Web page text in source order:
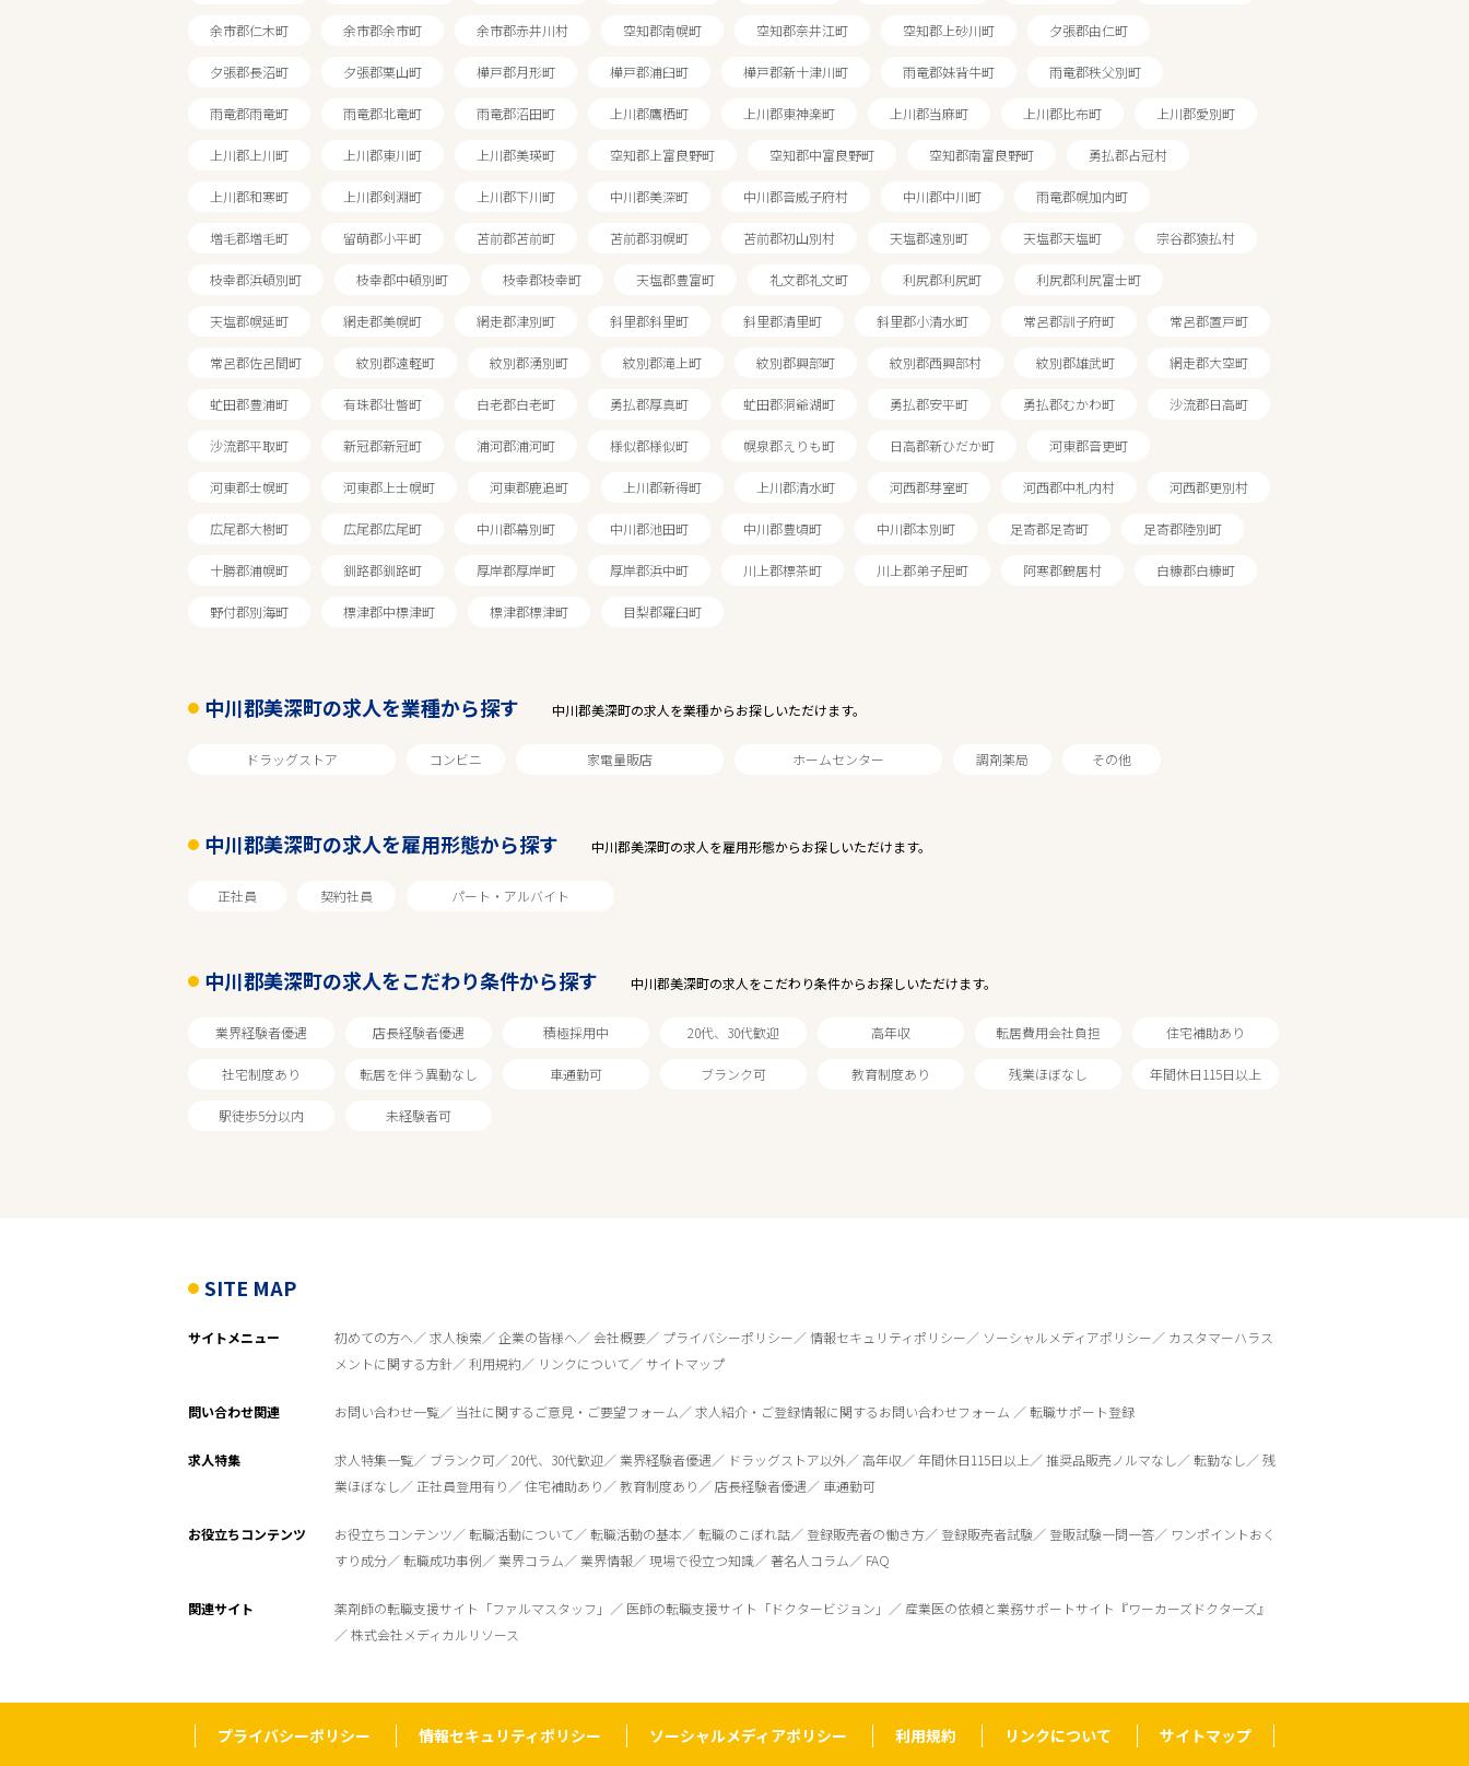
エリアで探す 駅から探す
北海道
業種
こだわり条件
0件 から検索する
余市郡仁木町 余市郡余市町 余市郡赤井川村 空知郡南幌町 空知郡奈井江町 空知郡上砂川町 夕張郡由仁町
夕張郡長沼町 夕張郡栗山町 樺戸郡月形町 樺戸郡浦臼町 樺戸郡新十津川町 雨竜郡妹背牛町 雨竜郡秩父別町
雨竜郡雨竜町 雨竜郡北竜町 雨竜郡沼田町 上川郡鷹栖町 上川郡東神楽町 上川郡当麻町 上川郡比布町 上川郡愛別町
上川郡上川町 上川郡東川町 上川郡美瑛町 空知郡上富良野町 空知郡中富良野町 空知郡南富良野町 勇払郡占冠村
上川郡和寒町 上川郡剣淵町 上川郡下川町 中川郡美深町 中川郡音威子府村 中川郡中川町 雨竜郡幌加内町
増毛郡増毛町 留萌郡小平町 苫前郡苫前町 苫前郡羽幌町 苫前郡初山別村 天塩郡遠別町 天塩郡天塩町 宗谷郡猿払村
枝幸郡浜頓別町 枝幸郡中頓別町 枝幸郡枝幸町 天塩郡豊富町 礼文郡礼文町 利尻郡利尻町 利尻郡利尻富士町
天塩郡幌延町 網走郡美幌町 網走郡津別町 斜里郡斜里町 斜里郡清里町 斜里郡小清水町 常呂郡訓子府町 常呂郡置戸町
常呂郡佐呂間町 紋別郡遠軽町 紋別郡湧別町 紋別郡滝上町 紋別郡興部町 紋別郡西興部村 紋別郡雄武町 網走郡大空町
虻田郡豊浦町 有珠郡壮瞥町 白老郡白老町 勇払郡厚真町 虻田郡洞爺湖町 勇払郡安平町 勇払郡むかわ町 沙流郡日高町
沙流郡平取町 新冠郡新冠町 浦河郡浦河町 様似郡様似町 幌泉郡えりも町 日高郡新ひだか町 河東郡音更町
河東郡士幌町 河東郡上士幌町 河東郡鹿追町 上川郡新得町 上川郡清水町 河西郡芽室町 河西郡中札内村 河西郡更別村
広尾郡大樹町 広尾郡広尾町 中川郡幕別町 中川郡池田町 中川郡豊頃町 中川郡本別町 足寄郡足寄町 足寄郡陸別町
十勝郡浦幌町 釧路郡釧路町 厚岸郡厚岸町 厚岸郡浜中町 川上郡標茶町 川上郡弟子屈町 阿寒郡鶴居村 白糠郡白糠町
野付郡別海町 標津郡中標津町 標津郡標津町 目梨郡羅臼町
中川郡美深町の求人を業種から探す 中川郡美深町の求人を業種からお探しいただけます。
ドラッグストア コンビニ 家電量販店 ホームセンター 調剤薬局 その他
中川郡美深町の求人を雇用形態から探す 中川郡美深町の求人を雇用形態からお探しいただけます。
正社員 契約社員 パート・アルバイト
中川郡美深町の求人をこだわり条件から探す 中川郡美深町の求人をこだわり条件からお探しいただけます。
業界経験者優遇 店長経験者優遇 積極採用中 20代、30代歓迎 高年収 転居費用会社負担 住宅補助あり
社宅制度あり 転居を伴う異動なし 車通勤可 ブランク可 教育制度あり 残業ほぼなし 年間休日115日以上
駅徒歩5分以内 未経験者可
SITE MAP
サイトメニュー 初めての方へ 求人検索 企業の皆様へ 会社概要 プライバシーポリシー 情報セキュリティポリシー ソーシャルメディアポリシー
カスタマーハラス
メントに関する方針
利用規約 リンクについて サイトマップ
問い合わせ関連 お問い合わせ一覧 当社に関するご意見・ご要望フォーム 求人紹介・ご登録情報に関するお問い合わせフォーム 転職サポート登録
求人特集 求人特集一覧 ブランク可 20代、30代歓迎 業界経験者優遇 ドラッグストア以外 高年収 年間休日115日以上 推奨品販売ノルマなし 転勤なし
残
業ほぼなし
正社員登用有り 住宅補助あり 教育制度あり 店長経験者優遇 車通勤可
お役立ちコンテンツ お役立ちコンテンツ 転職活動について 転職活動の基本 転職のこぼれ話 登録販売者の働き方 登録販売者試験 登販試験一問一答
ワンポイントおく
すり成分
転職成功事例 業界コラム 業界情報 現場で役立つ知識 著名人コラム FAQ
関連サイト 薬剤師の転職支援サイト「ファルマスタッフ」 医師の転職支援サイト「ドクタービジョン」
産業医の依頼と業務サポートサイト『ワーカーズドクターズ』
株式会社メディカルリソース
プライバシーポリシー 情報セキュリティポリシー ソーシャルメディアポリシー 利用規約 リンクについて サイトマップ